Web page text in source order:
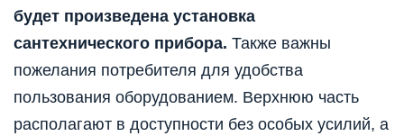
будет произведена установка
сантехнического прибора. Также важны
пожелания потребителя для удобства
пользования оборудованием. Верхнюю часть
располагают в доступности без особых усилий, а